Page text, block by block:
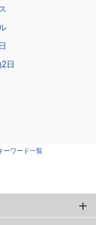
日
ーワード一覧